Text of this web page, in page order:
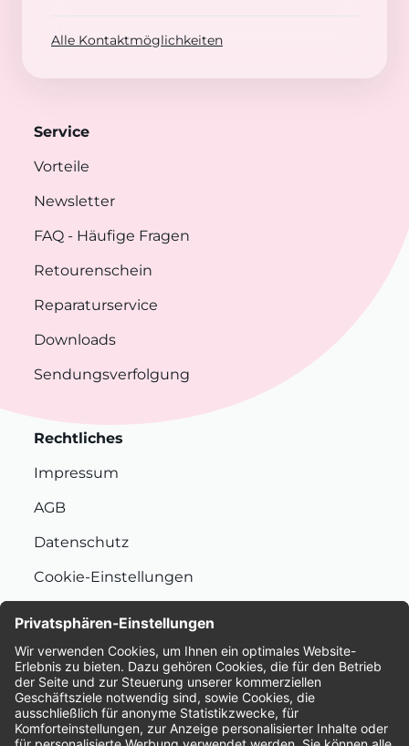
Alle Kontaktmöglichkeiten
Service
Vorteile
Newsletter
FAQ - Häufige Fragen
Retourenschein
Reparaturservice
Downloads
Sendungsverfolgung
Rechtliches
Impressum
AGB
Datenschutz
Cookie-Einstellungen
Bewertungen